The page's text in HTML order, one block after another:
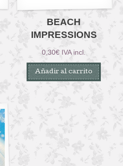
BEACH
IMPRESSIONS
0,30€ IVA incl.
Añadir al carrito